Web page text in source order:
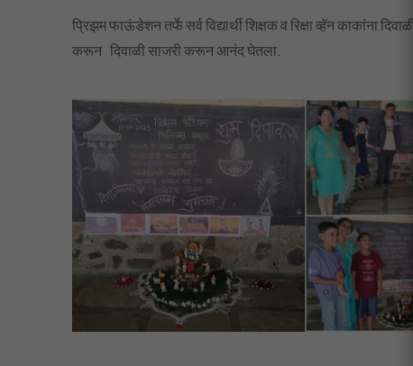
प्रिझम फाऊंडेशन तर्फे सर्व विद्यार्थी शिक्षक व रिक्षा व्हॅन काकांना
करून दिवाळी साजरी करून आनंद घेतला.